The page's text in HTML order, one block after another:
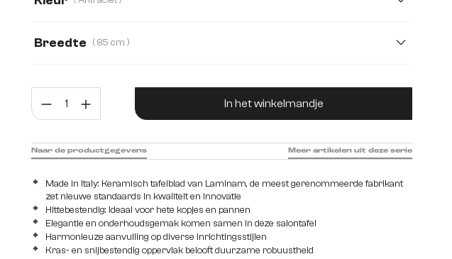
Breedte ( 85 cm )
Producthoeveelheid: Voer de gewenste
In het winkelmandje
Made in Italy: Keramisch tafelblad van Laminam, de meest gerenommeerde fabrikant
zet nieuwe standaards in kwaliteit en innovatie
Hittebestendig: Ideaal voor hete kopjes en pannen
Elegantie en onderhoudsgemak komen samen in deze salontafel
Harmonieuze aanvulling op diverse inrichtingsstijlen
Kras- en snijbestendig oppervlak belooft duurzame robuustheid
Naar de productgegevens Meer artikelen uit deze serie